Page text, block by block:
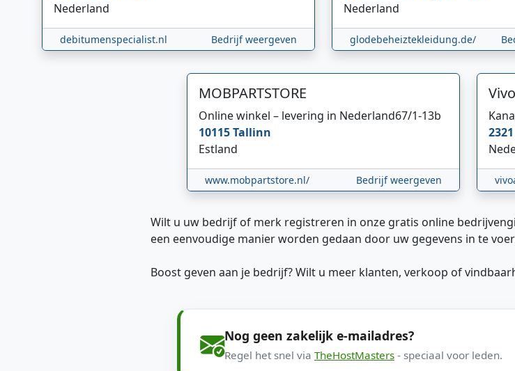
Nederland
debitumenspecialist.nl Bedrijf weergeven
Nederland
glodebeheiztekleidung.de/
MOBPARTSTORE
Online winkel – levering in Nederland67/1-13b
10115Tallinn
Estland
www.mobpartstore.nl/ Bedrijf weergeven
2321
Wilt u uw bedrijf of merk registreren in onze gratis online
een eenvoudige manier worden gedaan door uw gegevens in te
Boost geven aan je bedrijf? Wilt u meer klanten, verkoop of
Nog geen zakelijk e-mailadres?
Regel het snel via TheHostMasters - speciaal voor leden.